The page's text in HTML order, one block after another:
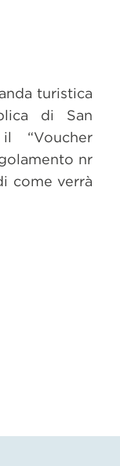
turistica
di San
“Voucher
nr
come verrà